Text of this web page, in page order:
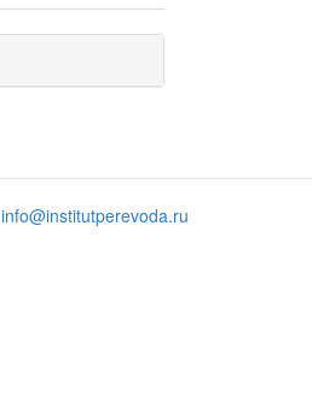
info@institutperevoda.ru